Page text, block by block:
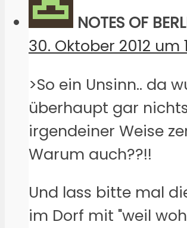
NOTES OF
30. Oktober 2012 um
>So ein Unsinn.. da
überhaupt gar
irgendeiner Weise
Warum auch??!!
Und lass bitte mal
im Dorf mit "weil